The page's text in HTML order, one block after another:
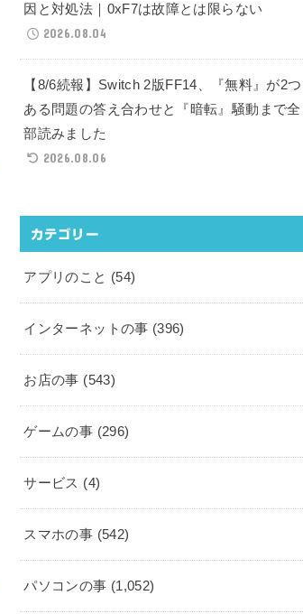
因と対処法｜0xF7は故障とは限らない
2026.08.04
【8/6続報】Switch 2版FF14、『無料』が2つ
ある問題の答え合わせと『暗転』騒動まで全
部読みました
2026.08.06
カテゴリー
アプリのこと (54)
インターネットの事 (396)
お店の事 (543)
ゲームの事 (296)
サービス (4)
スマホの事 (542)
パソコンの事 (1,052)